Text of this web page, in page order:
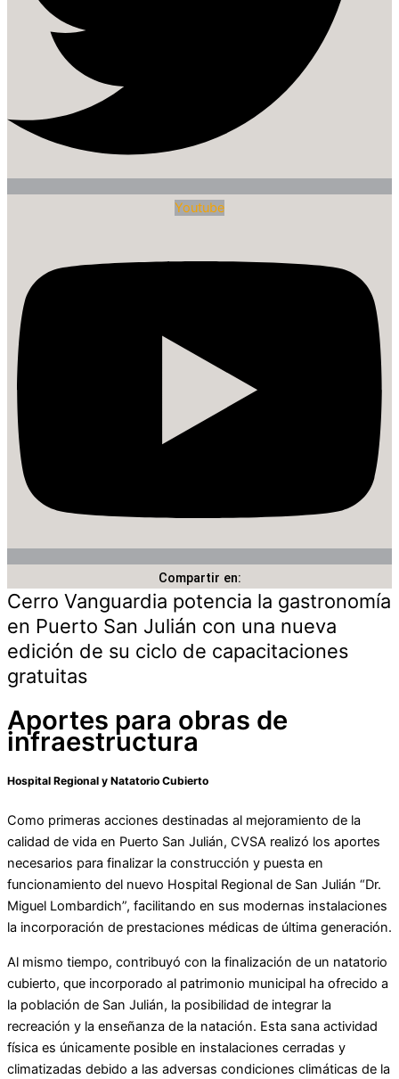
Youtube
Compartir en:
Cerro Vanguardia potencia la gastronomía
en Puerto San Julián con una nueva
edición de su ciclo de capacitaciones
gratuitas
Aportes para obras de
infraestructura
Hospital Regional y Natatorio Cubierto
Como primeras acciones destinadas al mejoramiento de la
calidad de vida en Puerto San Julián, CVSA realizó los aportes
necesarios para finalizar la construcción y puesta en
funcionamiento del nuevo Hospital Regional de San Julián “Dr.
Miguel Lombardich”, facilitando en sus modernas instalaciones
la incorporación de prestaciones médicas de última generación.
Al mismo tiempo, contribuyó con la finalización de un natatorio
cubierto, que incorporado al patrimonio municipal ha ofrecido a
la población de San Julián, la posibilidad de integrar la
recreación y la enseñanza de la natación. Esta sana actividad
física es únicamente posible en instalaciones cerradas y
climatizadas debido a las adversas condiciones climáticas de la